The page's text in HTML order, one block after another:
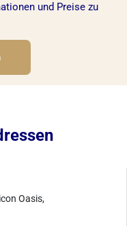
und Preise zu
Oasis,